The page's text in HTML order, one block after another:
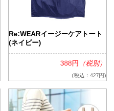
Re:WEARイージーケアトート
(ネイビー)
388円 （税別）
(税込：427円)